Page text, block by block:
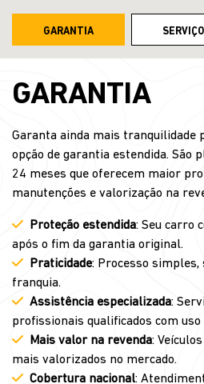
GARANTIA
GARANTIA
Garanta ainda mais tranquilidade
opção de garantia estendida. São
24 meses que oferecem maior
manutenções e valorização na
Proteção estendida: Seu carro
após o fim da garantia original.
Praticidade: Processo simples,
franquia.
Assistência especializada:
profissionais qualificados com uso
Mais valor na revenda:
mais valorizados no mercado.
Cobertura nacional: